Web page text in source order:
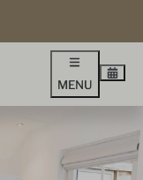
MENU